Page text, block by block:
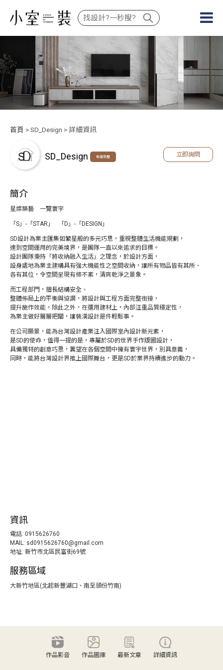
首頁 > SD_Design > 詳細資訊
SD_Design 年度熱搜 立即詢問
簡介
星燦築藝 一覽寰宇
「S」-「STAR」 「D」-「DESIGN」
SD設計為業主匯集如繁星般的多元巧思，重視整體生活機能規劃，
達到空間運用的完美境界，是團隊一直以來追求的目標。
設計團隊秉持「將收納融入生活」之理念，於設計方面，
設身處地為業主建構具有強大機能性之空間收納，讓所有物品皆有其所、
各有其位，令空間呈現有條不紊，清爽乾淨之景象。
而工程部門，擅長結構安全、
整體佈局上的平衡與協調，將設計與工程方面完整銜接，
提升施作效能，除此之外，在選用建材上，內部注重品質穩定性，
為業主做好層層把關，讓裝潢設計是件輕鬆事。
在公司願景，能為台灣設計產業注入國際室內設計新元素，
是SD的使命，值得一提的是，專屬於SD的世界手作版圖設計，
具備獨特的創意巧思，冀望在各個空間中擁有寰宇世界，別具意義，
同時，能將台灣設計界推上國際舞台，更是SD於業界持續進步的動力。
資訊
電話: 0915626760
MAIL: sd0915626760@gmail.com
地址: 新竹市北區民富街69號
服務區域
大新竹地區(北起新豐湖口、南至頭份竹南)
作品影音 作品圖庫 最新文章 詳細資訊